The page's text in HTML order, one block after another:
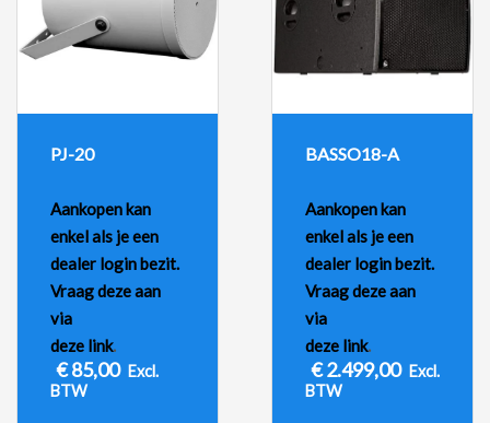
PJ-20
Aankopen kan
enkel als je een
dealer login bezit.
Vraag deze aan
via
deze link.
€85,00 Excl.
BTW
BASSO18-A
Aankopen kan
enkel als je een
dealer login bezit.
Vraag deze aan
via
deze link.
€2.499,00 Excl.
BTW